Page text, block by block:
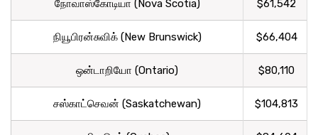
நோவாஸ்கோடியா (Nova Scotia) $61,542
நியூபிரன்சுவிக் (New Brunswick) $66,404
ஒன்டாறியோ (Ontario) $80,110
சஸ்காட்செவன் (Saskatchewan) $104,813